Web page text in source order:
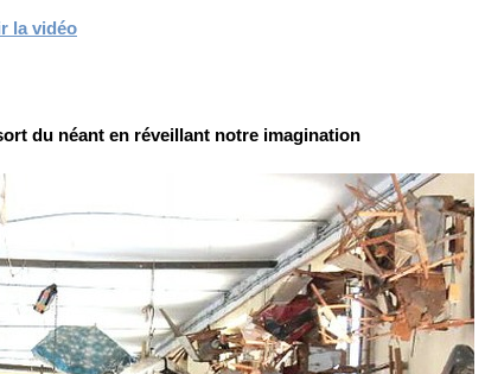
du néant en réveillant notre imagination
la vidéo